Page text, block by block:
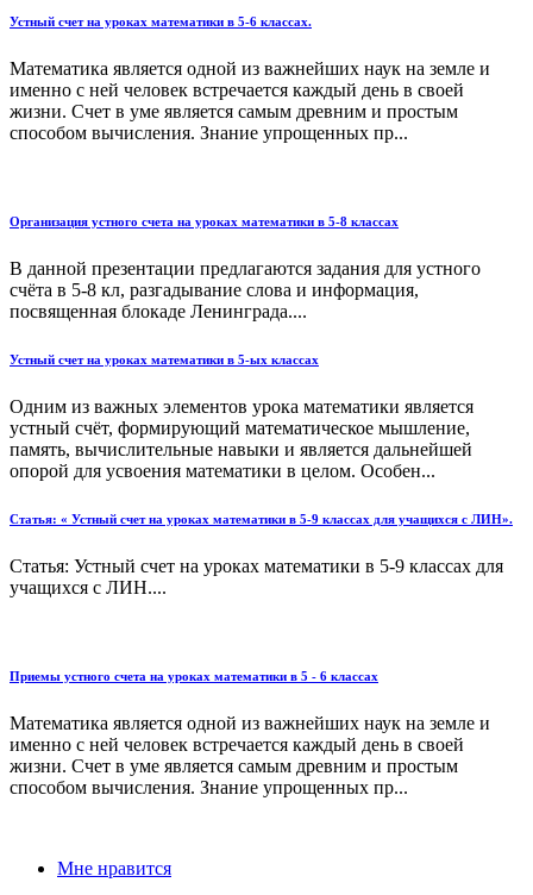
Устный счет на уроках математики в 5-6 классах.
Математика является одной из важнейших наук на земле и
именно с ней человек встречается каждый день в своей
жизни. Счет в уме является самым древним и простым
способом вычисления. Знание упрощенных пр...
Организация устного счета на уроках математики в 5-8 классах
В данной презентации предлагаются задания для устного
счёта в 5-8 кл, разгадывание слова и информация,
посвященная блокаде Ленинграда....
Устный счет на уроках математики в 5-ых классах
Одним из важных элементов урока математики является
устный счёт, формирующий математическое мышление,
память, вычислительные навыки и является дальнейшей
опорой для усвоения математики в целом. Особен...
Статья: « Устный счет на уроках математики в 5-9 классах для учащихся с ЛИН».
Статья: Устный счет на уроках математики в 5-9 классах для
учащихся с ЛИН....
Приемы устного счета на уроках математики в 5 - 6 классах
Математика является одной из важнейших наук на земле и
именно с ней человек встречается каждый день в своей
жизни. Счет в уме является самым древним и простым
способом вычисления. Знание упрощенных пр...
Мне нравится